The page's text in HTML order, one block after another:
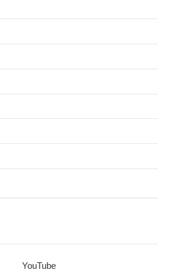
YouTube